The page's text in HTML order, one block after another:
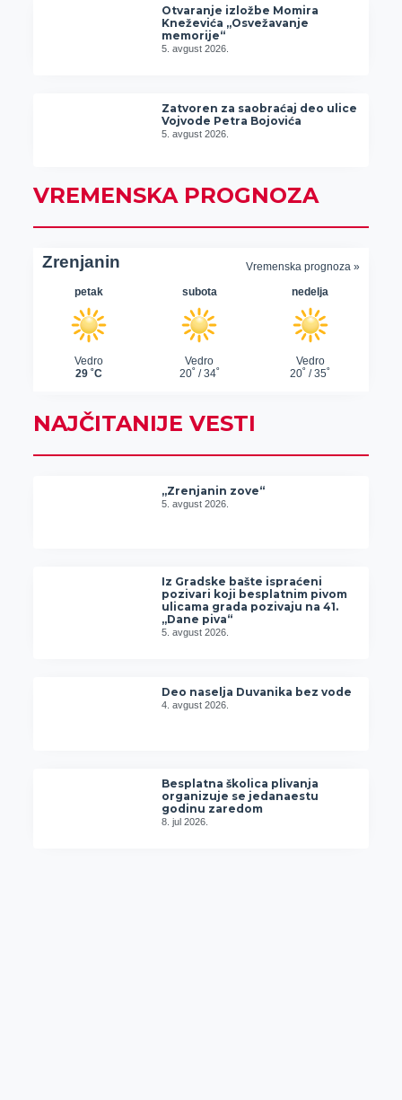
Otvaranje izložbe Momira
Kneževića „Osvežavanje
memorije“
5. avgust 2026.
Zatvoren za saobraćaj deo ulice
Vojvode Petra Bojovića
5. avgust 2026.
VREMENSKA PROGNOZA
NAJČITANIJE VESTI
„Zrenjanin zove“
5. avgust 2026.
Iz Gradske bašte ispraćeni
pozivari koji besplatnim pivom
ulicama grada pozivaju na 41.
„Dane piva“
5. avgust 2026.
Deo naselja Duvanika bez vode
4. avgust 2026.
Besplatna školica plivanja
organizuje se jedanaestu
godinu zaredom
8. jul 2026.